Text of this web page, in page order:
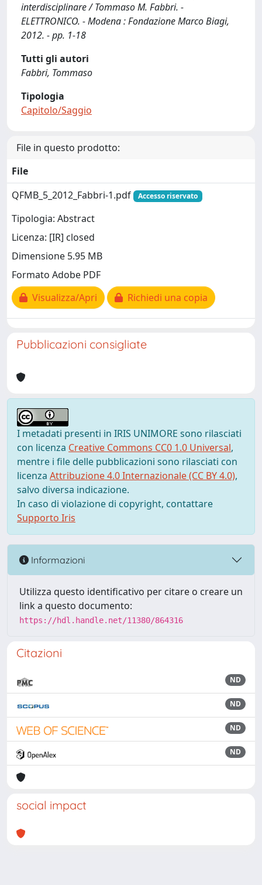
interdisciplinare / Tommaso M. Fabbri. -
ELETTRONICO. - Modena : Fondazione Marco Biagi,
2012. - pp. 1-18
Tutti gli autori
Fabbri, Tommaso
Tipologia
Capitolo/Saggio
File in questo prodotto:
File
QFMB_5_2012_Fabbri-1.pdf
Accesso riservato
Tipologia: Abstract
Licenza: [IR] closed
Dimensione 5.95 MB
Formato Adobe PDF
Visualizza/Apri
Richiedi una copia
Pubblicazioni consigliate
I metadati presenti in IRIS UNIMORE sono rilasciati
con licenza Creative Commons CC0 1.0 Universal,
mentre i file delle pubblicazioni sono rilasciati con
licenza Attribuzione 4.0 Internazionale (CC BY 4.0),
salvo diversa indicazione.
In caso di violazione di copyright, contattare
Supporto Iris
Informazioni
Utilizza questo identificativo per citare o creare un
link a questo documento:
https://hdl.handle.net/11380/864316
Citazioni
ND
ND
ND
ND
social impact